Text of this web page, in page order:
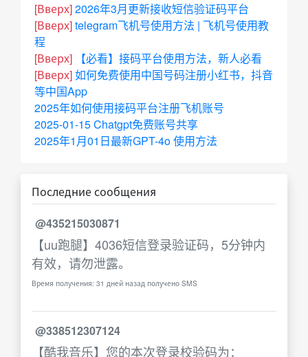
[Вверх]2026年3月更新接收短信验证码平台
[Вверх]telegram飞机号使用方法 | 飞机号使用教
程
[Вверх]
【必看】接码平台使用方法，新人必看
[Вверх]如何免费使用中国号码注册小红书，抖音
等中国App
2025年如何使用接码平台注册飞机账号
2025-01-15 Chatgpt免费账号共享
2025年1月01日最新GPT-4o 使用方法
Последние сообщения
@435215030871
【uu跑腿】4036短信登录验证码，5分钟内
有效，请勿泄露。
Время получения: 31 дней назад получено SMS
@338512307124
【酷我音乐】您的本次登录校验码为：